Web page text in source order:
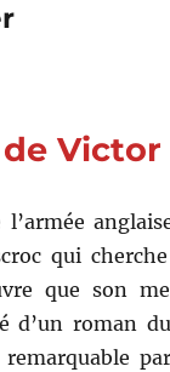
de
l’armée
qui
que son
d’un roman